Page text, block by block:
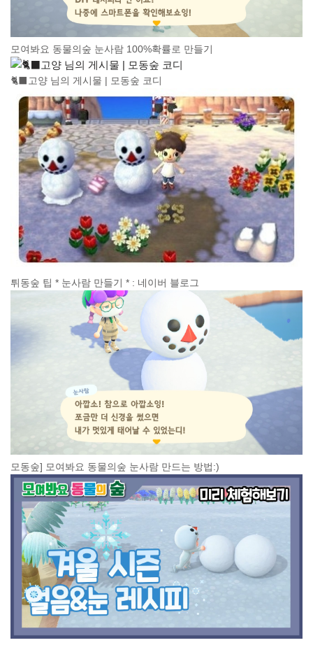
모여봐요 동물의숲 눈사람 100%확률로 만들기
🐈‍⬛고양 님의 게시물 | 모동숲 코디
튀동숲 팁 * 눈사람 만들기 * : 네이버 블로그
모동숲] 모여봐요 동물의숲 눈사람 만드는 방법:)